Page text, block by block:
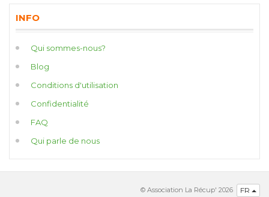
INFO
Qui sommes-nous?
Blog
Conditions d'utilisation
Confidentialité
FAQ
Qui parle de nous
FR
© Association La Récup' 2026